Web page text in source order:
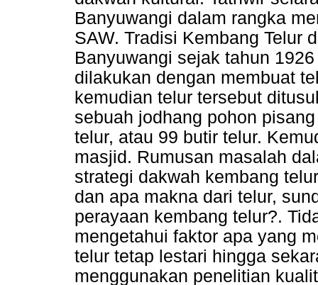
Banyuwangi dalam rangka
SAW. Tradisi Kembang Telur
Banyuwangi sejak tahun
dilakukan dengan membuat
kemudian telur tersebut
sebuah jodhang pohon
telur, atau 99 butir telur.
masjid. Rumusan masalah
strategi dakwah kembang
dan apa makna dari telur,
perayaan kembang telur?.
mengetahui faktor apa yang
telur tetap lestari hingga
menggunakan penelitian